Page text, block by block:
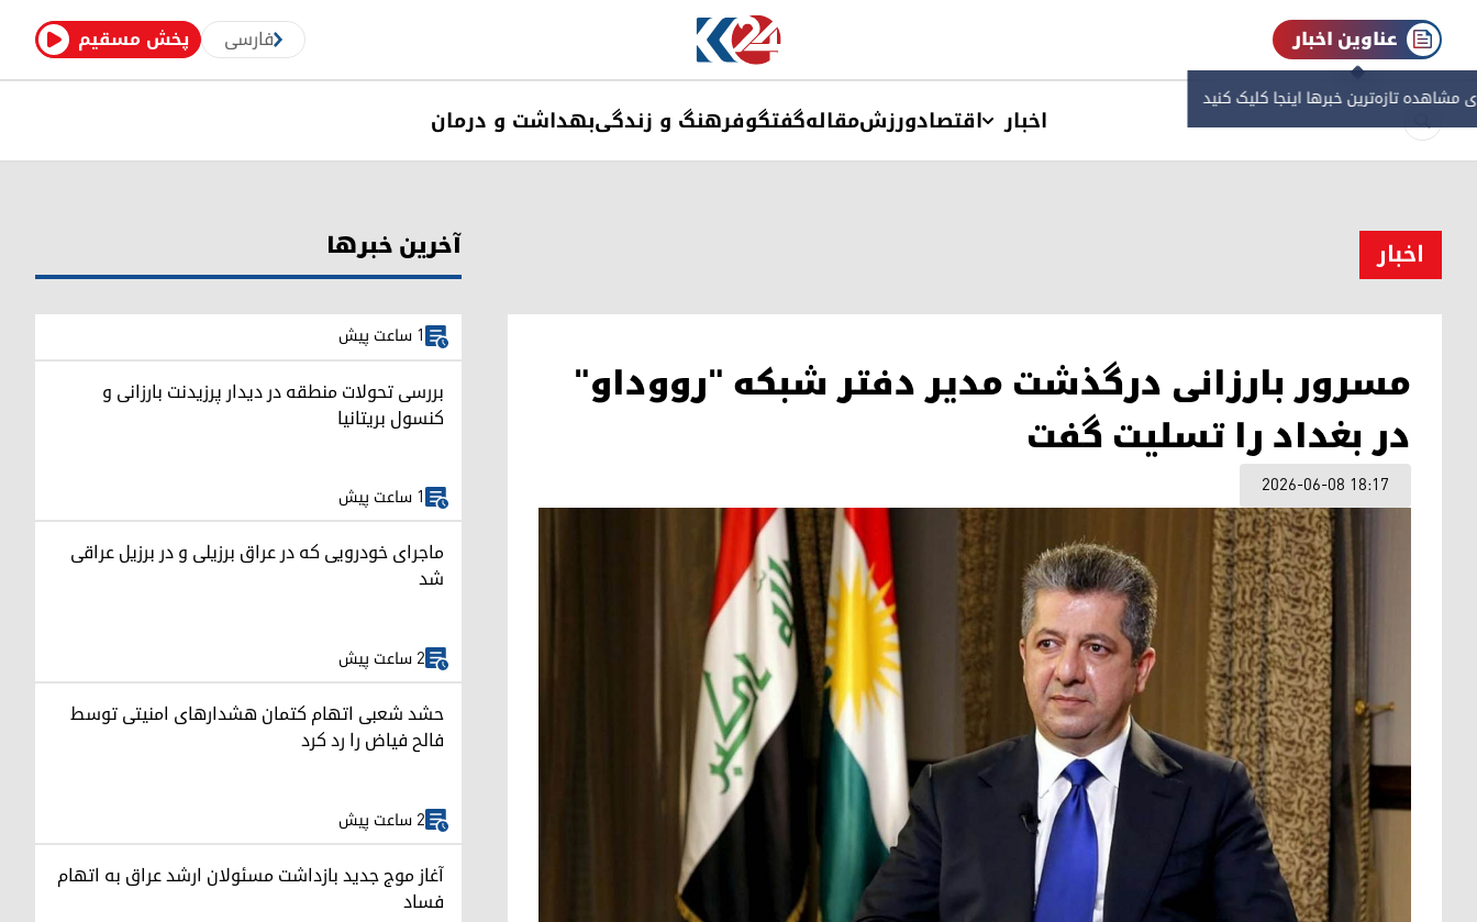
پخش مسقیم فارسی عناوین اخبار
مشاهده‌ تازه‌ترین خبرها اینجا کلیک کنید
اخبار اقتصادورزشمقالهگفتگوفرهنگ و زندگیبهداشت و درمان
اخبار
مسرور بارزانی درگذشت مدیر دفتر شبکه "رووداو"
در بغداد را تسلیت گفت
2026-06-08 18:17
آخرین خبرها
1 ساعت پیش
بررسی تحولات منطقه در دیدار پرزیدنت بارزانی و
کنسول بریتانیا
1 ساعت پیش
ماجرای خودرویی که در عراق برزیلی و در برزیل عراقی
شد
2 ساعت پیش
حشد شعبی اتهام کتمان هشدارهای امنیتی توسط
فالح فیاض را رد کرد
2 ساعت پیش
آغاز موج جدید بازداشت مسئولان ارشد عراق به اتهام
فساد